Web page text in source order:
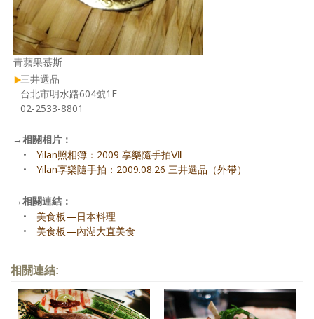
青蘋果慕斯
三井選品
台北市明水路604號1F
02-2533-8801
→相關相片：
•
Yilan照相簿：2009 享樂隨手拍Ⅶ
•
Yilan享樂隨手拍：2009.08.26 三井選品（外帶）
→相關連結：
•
美食板—日本料理
•
美食板—內湖大直美食
相關連結: